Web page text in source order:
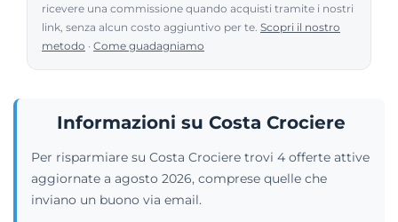
ricevere una commissione quando acquisti tramite i nostri
link, senza alcun costo aggiuntivo per te. Scopri il nostro
metodo · Come guadagniamo
Informazioni su Costa Crociere
Per risparmiare su Costa Crociere trovi 4 offerte attive
aggiornate a agosto 2026, comprese quelle che
inviano un buono via email.